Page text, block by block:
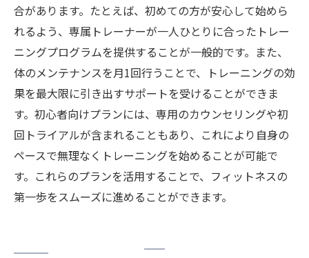
合があります。たとえば、初めての方が安心して始めら
れるよう、専属トレーナーが一人ひとりに合ったトレー
ニングプログラムを提供することが一般的です。また、
体のメンテナンスを月1回行うことで、トレーニングの効
果を最大限に引き出すサポートを受けることができま
す。初心者向けプランには、専用のカウンセリングや初
回トライアルが含まれることもあり、これにより自身の
ペースで無理なくトレーニングを始めることが可能で
す。これらのプランを活用することで、フィットネスの
第一歩をスムーズに進めることができます。